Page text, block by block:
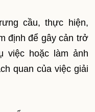
cầu, thực hiện,
định để gây cản trở
việc hoặc làm ảnh
quan của việc giải